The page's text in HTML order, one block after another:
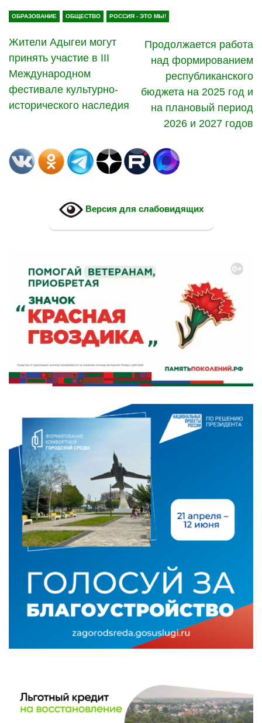
ОБРАЗОВАНИЕ ОБЩЕСТВО РОССИЯ - ЭТО МЫ!
Жители Адыгеи могут
принять участие в III
Международном
фестивале культурно-
исторического наследия
Продолжается работа
над формированием
республиканского
бюджета на 2025 год и
на плановый период
2026 и 2027 годов
Версия для слабовидящих